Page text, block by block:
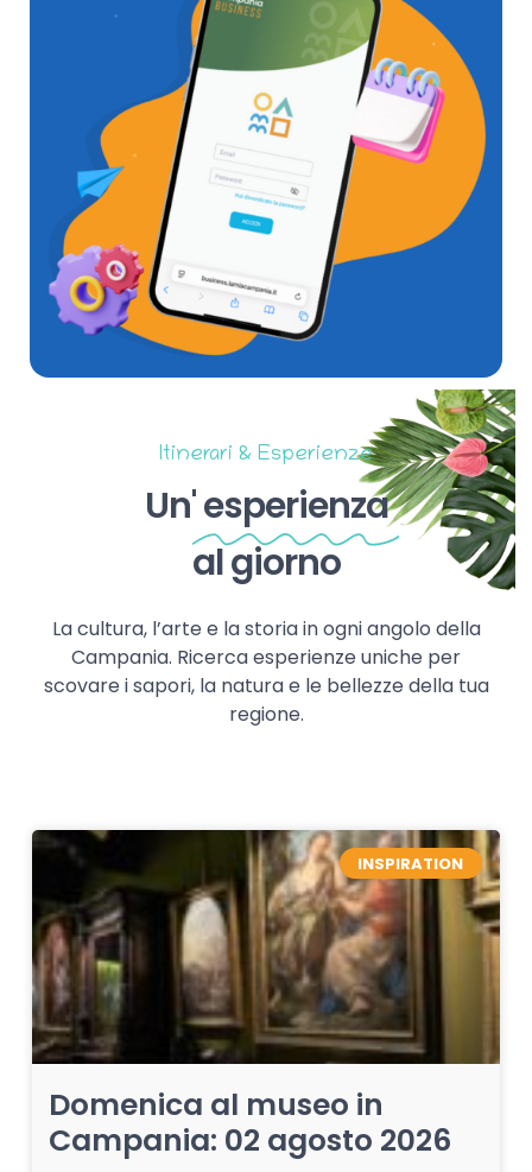
Itinerari & Esperienze
Un'esperienza
al giorno
La cultura, l’arte e la storia in ogni angolo della
Campania. Ricerca esperienze uniche per
scovare i sapori, la natura e le bellezze della tua
regione.
INSPIRATION
Domenica al museo in
Campania: 02 agosto 2026